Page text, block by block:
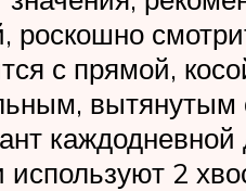
роскошно
с прямой,
вытянутым
каждодневной
2